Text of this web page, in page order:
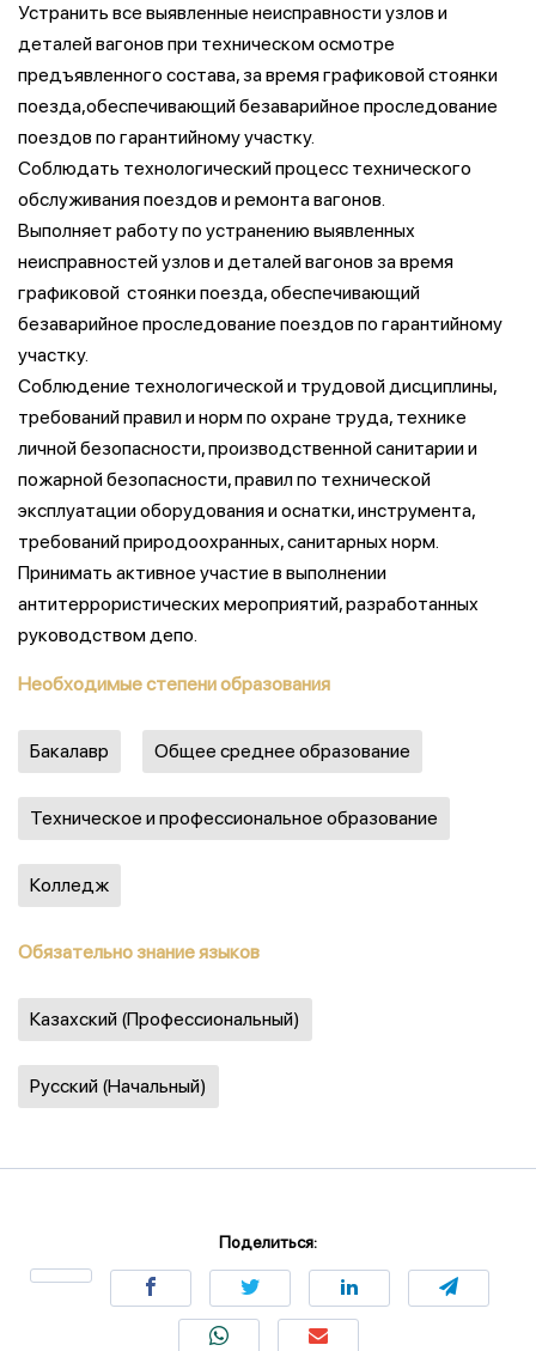
Устранить все выявленные неисправности узлов и
деталей вагонов при техническом осмотре
предъявленного состава, за время графиковой стоянки
поезда,обеспечивающий безаварийное проследование
поездов по гарантийному участку.
Соблюдать технологический процесс технического
обслуживания поездов и ремонта вагонов.
Выполняет работу по устранению выявленных
неисправностей узлов и деталей вагонов за время
графиковой стоянки поезда, обеспечивающий
безаварийное проследование поездов по гарантийному
участку.
Соблюдение технологической и трудовой дисциплины,
требований правил и норм по охране труда, технике
личной безопасности, производственной санитарии и
пожарной безопасности, правил по технической
эксплуатации оборудования и оснатки, инструмента,
требований природоохранных, санитарных норм.
Принимать активное участие в выполнении
антитеррористических мероприятий, разработанных
руководством депо.
Необходимые степени образования
Бакалавр Общее среднее образование
Техническое и профессиональное образование
Колледж
Обязательно знание языков
Казахский (Профессиональный)
Русский (Начальный)
Поделиться: